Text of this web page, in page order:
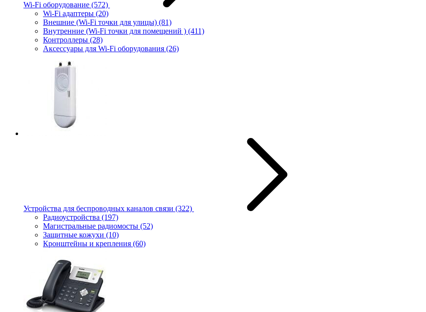
Wi-Fi оборудование (572)
Wi-Fi адаптеры (20)
Внешние (Wi-Fi точки для улицы) (81)
Внутренние (Wi-Fi точки для помещений ) (411)
Контроллеры (28)
Аксессуары для Wi-Fi оборудования (26)
Устройства для беспроводных каналов связи (322)
Радиоустройства (197)
Магистральные радиомосты (52)
Защитные кожухи (10)
Кронштейны и крепления (60)